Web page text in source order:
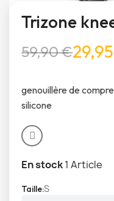
Trizone
59,90 €
genouillère de
silicone
En stock1 Article
TailleS